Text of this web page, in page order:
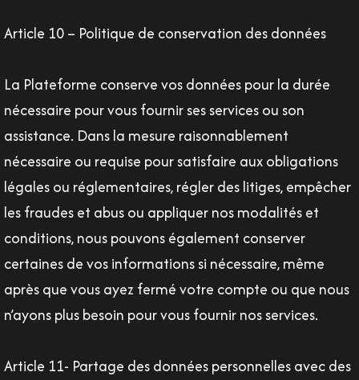
Article 10 – Politique de conservation des données
La Plateforme conserve vos données pour la durée
nécessaire pour vous fournir ses services ou son
assistance. Dans la mesure raisonnablement
nécessaire ou requise pour satisfaire aux obligations
légales ou réglementaires, régler des litiges, empêcher
les fraudes et abus ou appliquer nos modalités et
conditions, nous pouvons également conserver
certaines de vos informations si nécessaire, même
après que vous ayez fermé votre compte ou que nous
n’ayons plus besoin pour vous fournir nos services.
Article 11- Partage des données personnelles avec des